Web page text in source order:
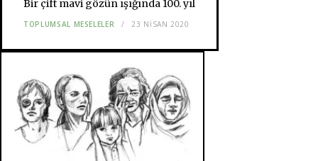
Bir çift mavi gözün ışığında 100. yıl
TOPLUMSAL MESELELER 23 NISAN 2020